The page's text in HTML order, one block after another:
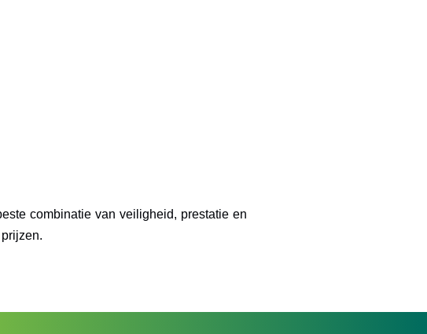
combinatie van veiligheid, prestatie en